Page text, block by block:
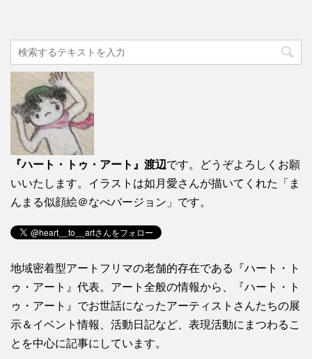
『ハート・トゥ・アート』渡辺です。どうぞよろしくお願
いいたします。イラストは如月愛さんが描いてくれた「ま
んまる似顔絵＠なべバージョン」です。
地域密着型アートフリマの老舗的存在である『ハート・ト
ゥ・アート』代表。アート全般の情報から、『ハート・ト
ゥ・アート』でお世話になったアーティストさんたちの展
示＆イベント情報、活動日記など、表現活動にまつわるこ
とを中心に記事にしています。